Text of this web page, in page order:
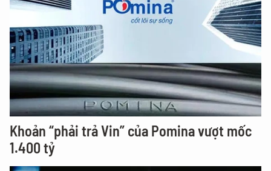
Khoản “phải trả Vin” của Pomina vượt mốc
1.400 tỷ